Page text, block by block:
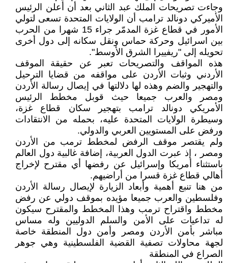
وجاءت تصريحات الملك عبد الثاني بعد أن أعلن الرئيس
الأميركي دونالد ترامب أن الولايات المتحدة تسعى لتولي
الأمور في قطاع غزة المدمّر جراء 15 شهرا من الحرب
بين اسرائيل وحركة حماس ونقل سكانه إلى دول أخرى
تحويله إلى "ريفييرا الشرق الأوسط".
هذه المواقف والتصريحات تعبر عن حقيقة الموقف
الأردني وثبات الأردن على مواقفه من قضايا الترحيل
والتهجير والضم وهذه لها دلالتها في إيصال رسالة الأردن
ومصر والعرب جميعا حيث قوبل مخطط الرئيس
الأمريكي دونالد ترامب بتهجير سكان قطاع غزة،
وسيطرة الولايات المتحدة عليه، بحمله من الانتقادات
ورفض على المستويين العربي والدولي.
ولم يقتصر موقف الرفض لمخطط ترمب من الأردن
ومصر ، إذ عبرت الدول العربية، إضافة غالبية دول العالم
باستثناء أمريكا وإسرائيل عن رفضها أي مقترح لإخراج
أهالي قطاع غزة قسرا من أراضيهم.
من هنا تنبع أهمية وأبعاد الزيارة لإيصال رسالة الأردن
وفلسطين والعرب جميعا مؤيده بموقف دولي عن رفض
مخطط واقتراح ترمب وهذا المخطط والمقترح سيكون
له تداعيات على الأمن والسلم الدوليين وله مساس
مباشر بأمن الأردن ومصر وأمن دول المنطقة خاصة
لجهة محاولات تصفية القضية الفلسطينية وهي جوهر
الصراع في المنطقة